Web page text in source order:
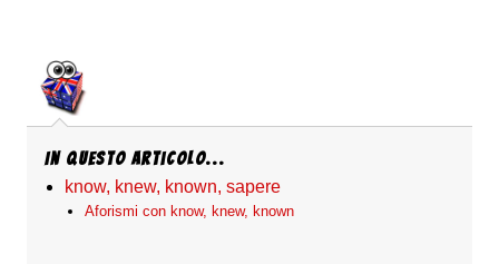
In questo articolo...
know, knew, known, sapere
Aforismi con know, knew, known